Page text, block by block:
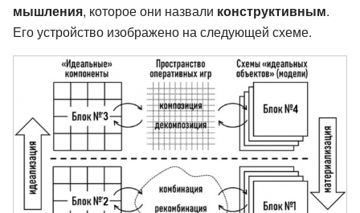
мышления, которое они назвали конструктивным.
Его устройство изображено на следующей схеме.